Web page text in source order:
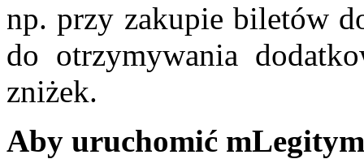
np. przy zakupie biletów
do otrzymywania
zniżek.
Aby uruchomić